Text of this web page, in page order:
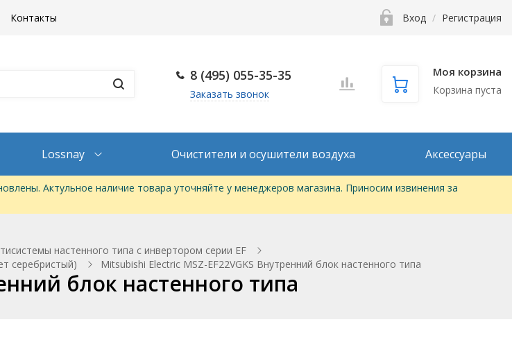
Контакты Вход / Регистрация
8 (495) 055-35-35
Заказать звонок
Моя корзина
Корзина пуста
Lossnay Очистители и осушители воздуха Аксессуары
Актульное наличие товара уточняйте у менеджеров магазина. Приносим извинения за
настенного типа с инвертором серии EF
серебристый)
Mitsubishi Electric MSZ-EF22VGKS Внутренний блок настенного типа
блок настенного типа